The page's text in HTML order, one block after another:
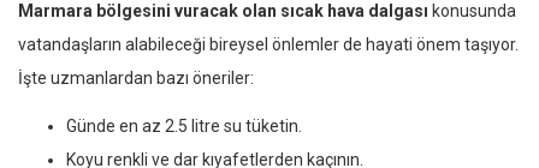
Marmara bölgesini vuracak olan sıcak hava dalgası konusunda
vatandaşların alabileceği bireysel önlemler de hayati önem taşıyor.
İşte uzmanlardan bazı öneriler:
Günde en az 2.5 litre su tüketin.
Koyu renkli ve dar kıyafetlerden kaçının.